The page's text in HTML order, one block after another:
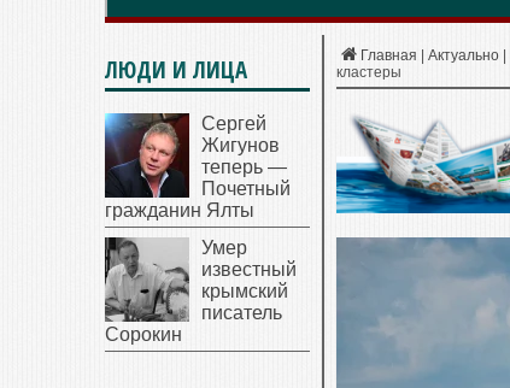
Главная Актуально
кластеры
ЛЮДИ И ЛИЦА
Сергей
Жигунов
теперь —
Почетный
гражданин Ялты
Умер
известный
крымский
писатель
Сорокин